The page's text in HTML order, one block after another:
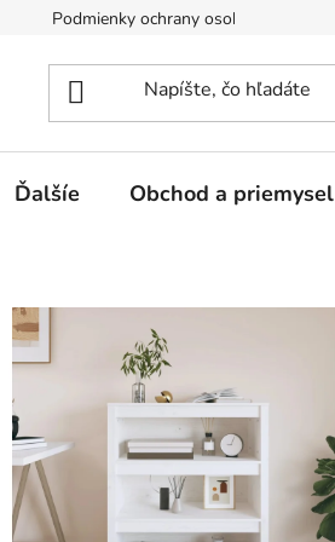
Podmienky ochrany osobných údajov
Ďalšíe Obchod a priemysel